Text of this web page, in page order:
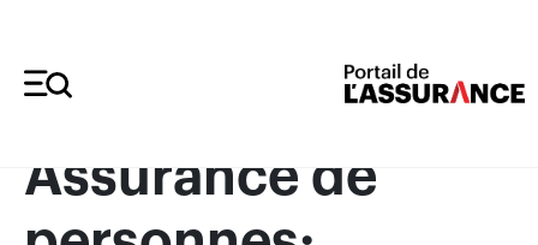
Assurance de